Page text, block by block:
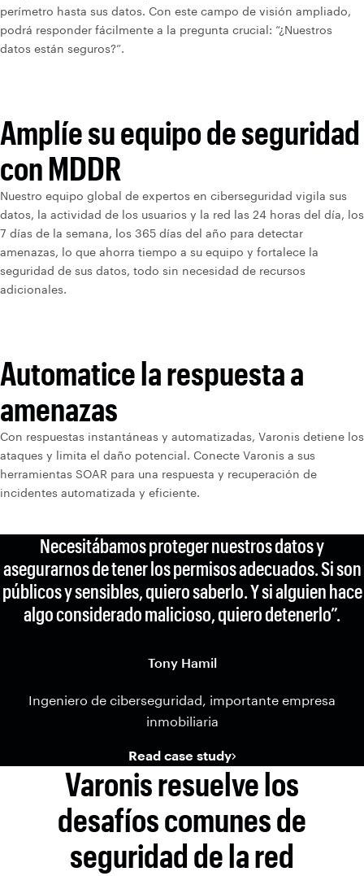
perímetro hasta sus datos. Con este campo de visión ampliado,
podrá responder fácilmente a la pregunta crucial: “¿Nuestros
datos están seguros?”.
Amplíe su equipo de seguridad
con MDDR
Nuestro equipo global de expertos en ciberseguridad vigila sus
datos, la actividad de los usuarios y la red las 24 horas del día, los
7 días de la semana, los 365 días del año para detectar
amenazas, lo que ahorra tiempo a su equipo y fortalece la
seguridad de sus datos, todo sin necesidad de recursos
adicionales.
Automatice la respuesta a
amenazas
Con respuestas instantáneas y automatizadas, Varonis detiene los
ataques y limita el daño potencial. Conecte Varonis a sus
herramientas SOAR para una respuesta y recuperación de
incidentes automatizada y eficiente.
Necesitábamos proteger nuestros datos y
asegurarnos de tener los permisos adecuados. Si son
públicos y sensibles, quiero saberlo. Y si alguien hace
algo considerado malicioso, quiero detenerlo”.
Tony Hamil
Ingeniero de ciberseguridad, importante empresa
inmobiliaria
Read case study
Varonis resuelve los
desafíos comunes de
seguridad de la red